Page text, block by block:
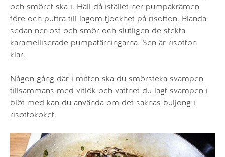
och smöret ska i. Häll då istället ner pumpakrämen
före och puttra till lagom tjockhet på risotton. Blanda
sedan ner ost och smör och slutligen de stekta
karamelliserade pumpatärningarna. Sen är risotton
klar.
Någon gång där i mitten ska du smörsteka svampen
tillsammans med vitlök och vattnet du lagt svampen i
blöt med kan du använda om det saknas buljong i
risottokoket.